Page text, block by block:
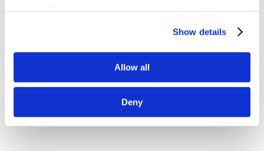
Show details
Allow all
Deny
Deel dit stuk